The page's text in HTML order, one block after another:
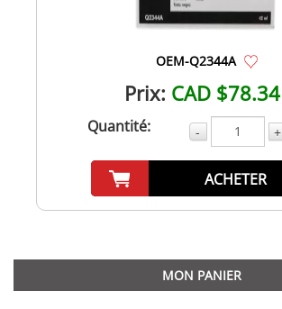
OEM-Q2344A
Prix: CAD $78.34
Quantité: - +
ACHETER
MON PANIER